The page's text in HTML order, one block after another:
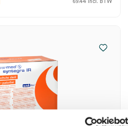
69.44 incl. BTW